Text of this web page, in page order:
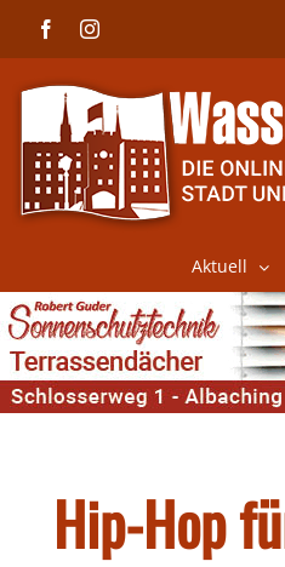
FacebookInstagram
Aktuell
Hip-Hop